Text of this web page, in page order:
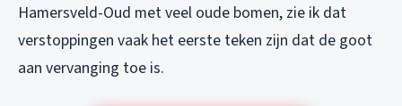
Hamersveld-Oud met veel oude bomen, zie ik dat
verstoppingen vaak het eerste teken zijn dat de goot
aan vervanging toe is.